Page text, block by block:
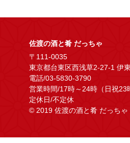
佐渡の酒と肴 だっちゃ
〒111-0035
東京都台東区西浅草2-27-1 伊
電話/03-5830-3790
営業時間/17時～24時（日祝23
定休日/不定休
© 2019 佐渡の酒と肴 だっちゃ